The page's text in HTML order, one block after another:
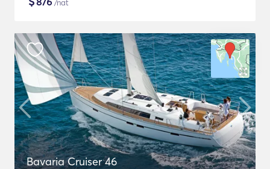
/nat
Bavaria Cruiser 46